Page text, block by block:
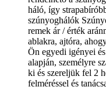
háló, így
szúnyoghálók
remek ár / érték
ablakra, ajtóra,
Ön egyedi igényei
alapján, személyre
ki és szereljük fel 2
felméréssel és